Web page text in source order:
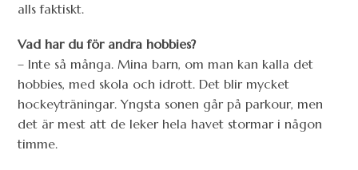
alls faktiskt.
Vad har du för andra hobbies?
– Inte så många. Mina barn, om man kan kalla det
hobbies, med skola och idrott. Det blir mycket
hockeyträningar. Yngsta sonen går på parkour, men
det är mest att de leker hela havet stormar i någon
timme.